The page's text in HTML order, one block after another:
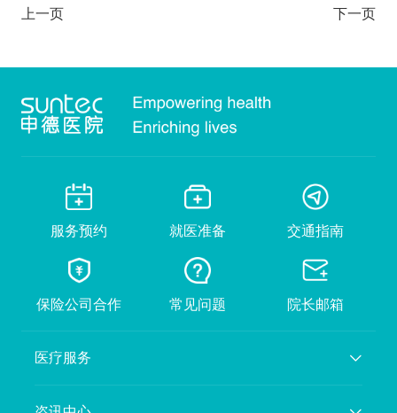
上一页 下一页
服务预约 就医准备 交通指南
保险公司合作 常见问题 院长邮箱
医疗服务